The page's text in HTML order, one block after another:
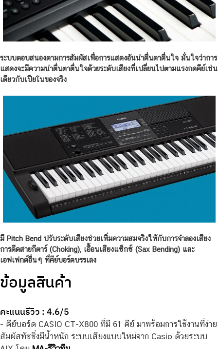
ระบบตอบสนองตามการสัมผัสเพื่อการแสดงอันน่าตื่นตาตื่นใจ มั่นใจว่าการ
แสดงจะมีความน่าตื่นตาตื่นใจด้วยระดับเสียงที่เปลี่ยนไปตามแรงกดคีย์เช่น
เดียวกับเปียโนของจริง
มี Pitch Bend ปรับระดับเสียงช่วยเพิ่มความสมจริงให้กับการจำลองเสียง
การดีดสายกีตาร์ (Choking), เอื้อนเสียงแซ็กซ์ (Sax Bending) และ
เอฟเฟกต์อื่นๆ ที่คีย์บอร์ดบรรเลง
ข้อมูลสินค้า
คะแนนรีวิว : 4.6/5
- คีย์บอร์ด CASIO CT-X800 ที่มี 61 คีย์ มาพร้อมการใช้งานที่ง่าย
สัมผัสทัชชิ่งมีน้ำหนัก ระบบเสียงแบบใหม่จาก Casio ด้วยระบบ